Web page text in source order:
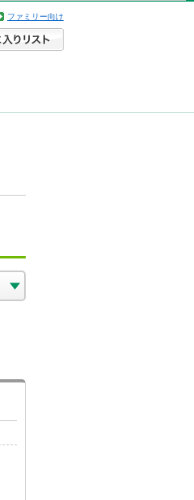
ファミリー向け